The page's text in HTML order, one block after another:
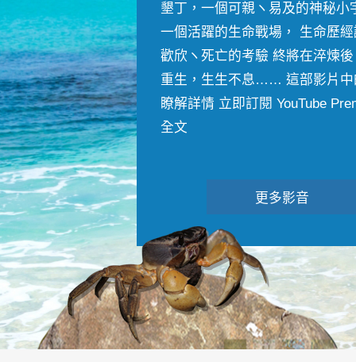
墾丁，一個可親ヽ易及的神秘小
一個活躍的生命戰場， 生命歷
歡欣ヽ死亡的考驗 終將在淬煉
重生，生生不息…… 這部影片中
瞭解詳情 立即訂閱 YouTube
全文
更多影音